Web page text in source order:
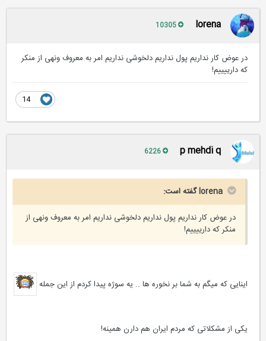
lorena
در عوض کار نداریم پول نداریم دلخوشی نداریم امر به معروف ونهی از منکر
که دارییییم!
p mehdi q
lorena گفته است:
در عوض کار نداریم پول نداریم دلخوشی نداریم امر به معروف ونهی از
منکر که دارییییم!
اینایی که میگم به شما بر نخوره ها .. یه سوژه پیدا کردم از این جمله
یکی از مشکلاتی که مردم ایران هم دارن همینه!